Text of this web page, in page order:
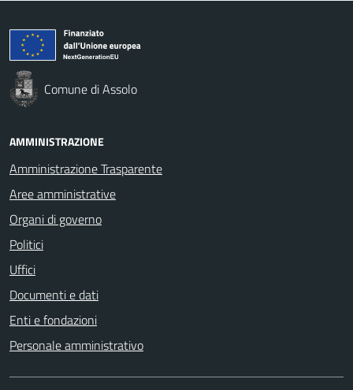
Comune di Assolo
AMMINISTRAZIONE
Amministrazione Trasparente
Aree amministrative
Organi di governo
Politici
Uffici
Documenti e dati
Enti e fondazioni
Personale amministrativo